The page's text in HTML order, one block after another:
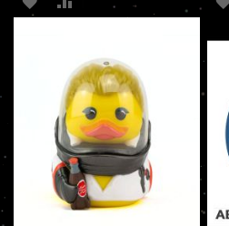
HINZUFÜGEN
HINZUFÜGEN